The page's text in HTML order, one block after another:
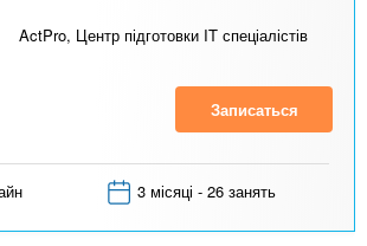
ActPro, Центр підготовки IT спеціалістів
Записаться
3 місяці - 26 занять